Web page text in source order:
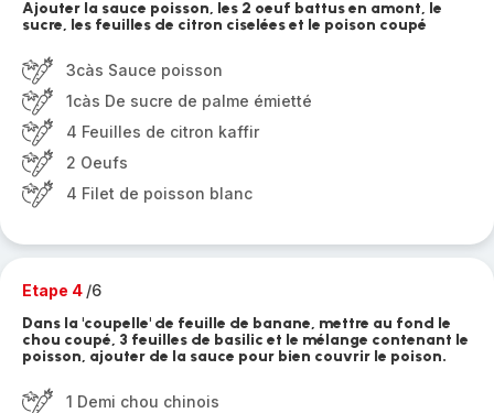
Ajouter la sauce poisson, les 2 oeuf battus en amont, le
sucre, les feuilles de citron ciselées et le poison coupé
3càs Sauce poisson
1càs De sucre de palme émietté
4 Feuilles de citron kaffir
2 Oeufs
4 Filet de poisson blanc
Etape 4 /6
Dans la 'coupelle' de feuille de banane, mettre au fond le
chou coupé, 3 feuilles de basilic et le mélange contenant le
poisson, ajouter de la sauce pour bien couvrir le poison.
1 Demi chou chinois